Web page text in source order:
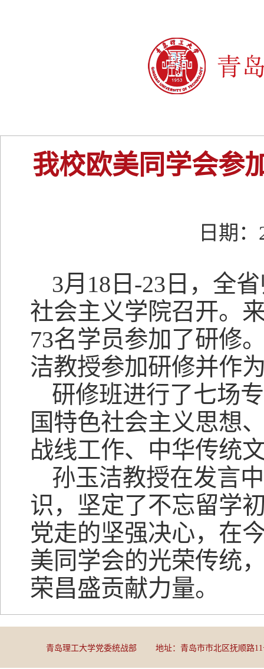
我校欧美同学会参
日期
3月18日-23日，全
社会主义学院召开。
73名学员参加了研修
洁教授参加研修并作
研修班进行了七场
国特色社会主义思想
战线工作、中华传统
孙玉洁教授在发言
识，坚定了不忘留学
党走的坚强决心，在
美同学会的光荣传统
荣昌盛贡献力量。
青岛理工大学党委统战部 地址：青岛市市北区抚顺